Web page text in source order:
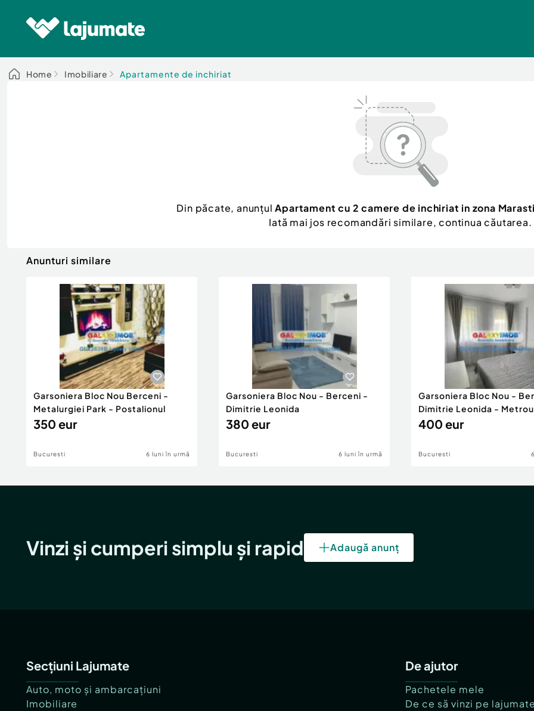
Home Imobiliare Apartamente de inchiriat
Din păcate, anunțulApartament cu 2 camere de inchiriat in zona
Iată mai jos recomandări similare, continua căutarea.
Anunturi similare
Garsoniera Bloc Nou Berceni -
Metalurgiei Park - Postalionul
350 eur
Bucuresti 6 luni în urmă
Garsoniera Bloc Nou - Berceni -
Dimitrie Leonida
380 eur
Bucuresti 6 luni în urmă
Garsoniera Bloc Nou -
Dimitrie Leonida -
400 eur
Bucuresti
Vinzi și cumperi simplu și rapid Adaugă anunț
Secțiuni Lajumate
Auto, moto și ambarcațiuni
Imobiliare
De ajutor
Pachetele mele
De ce să vinzi pe